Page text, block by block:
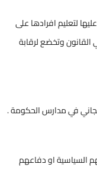
لتعليم افرادها على
وتخضع لرقابة
في مدارس الحكومة .
السياسية او دفاعهم